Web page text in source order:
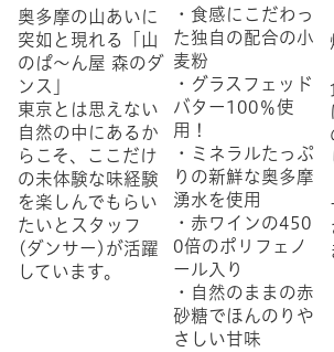
奥多摩の山あいに
突如と現れる「山
のぱ〜ん屋 森のダ
ンス」
東京とは思えない
自然の中にあるか
らこそ、ここだけ
の未体験な味経験
を楽しんでもらい
たいとスタッフ
(ダンサー)が活躍
しています。
・食感にこだわっ
た独自の配合の小
麦粉
・グラスフェッド
バター100％使
用！
・ミネラルたっぷ
りの新鮮な奥多摩
湧水を使用
・赤ワインの450
0倍のポリフェノ
ール入り
・自然のままの赤
砂糖でほんのりや
さしい甘味